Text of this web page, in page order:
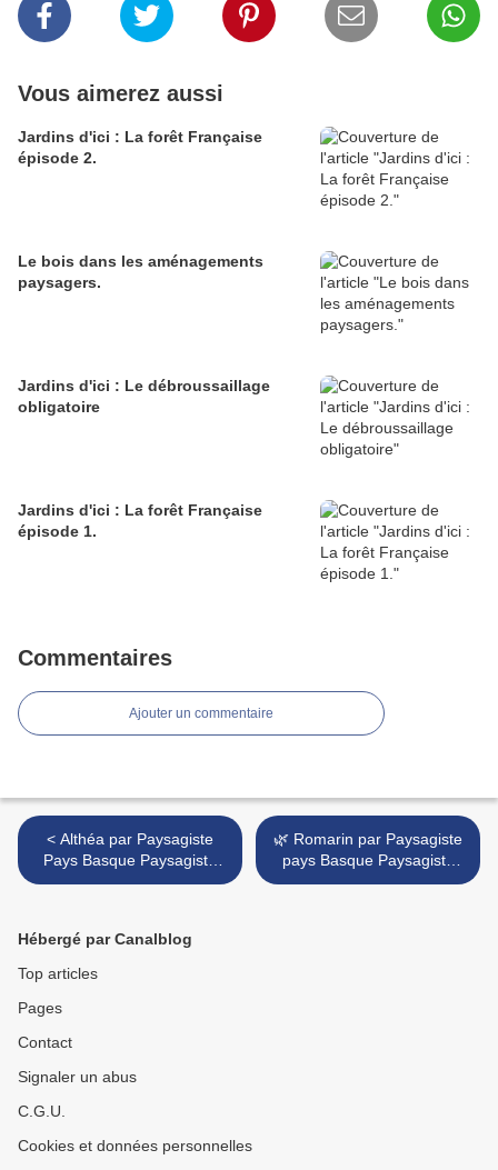
Vous aimerez aussi
Jardins d'ici : La forêt Française
épisode 2.
Le bois dans les aménagements
paysagers.
Jardins d'ici : Le débroussaillage
obligatoire
Jardins d'ici : La forêt Française
épisode 1.
Commentaires
Ajouter un commentaire
< Althéa par Paysagiste
Pays Basque Paysagiste
Landes.
🌿 Romarin par Paysagiste
pays Basque Paysagiste
Landes. >
Hébergé par Canalblog
Top articles
Pages
Contact
Signaler un abus
C.G.U.
Cookies et données personnelles